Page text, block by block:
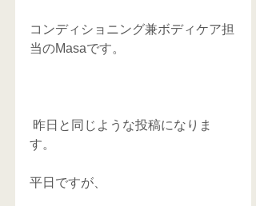
コンディショニング兼ボディケア担
当のMasaです。
す。
平日ですが、